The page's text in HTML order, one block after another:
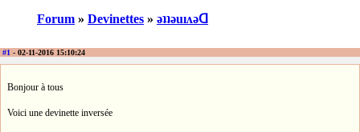
Forum » Devinettes » ǝʇʇǝuıʌǝᗡ
#1 - 02-11-2016 15:10:24
Bonjour à tous
Voici une devinette inversée